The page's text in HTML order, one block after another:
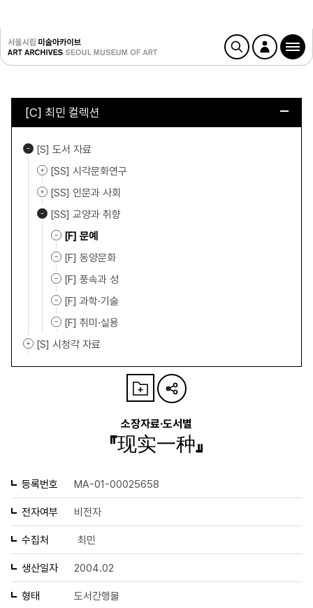
[C] 최민 컬렉션
[S] 도서 자료
[SS] 시각문화연구
[SS] 인문과 사회
[SS] 교양과 취향
[F] 문예
[F] 동양문화
[F] 풍속과 성
[F] 과학·기술
[F] 취미·실용
[S] 시청각 자료
소장자료·도서별
『现实一种』
등록번호 MA-01-00025658
전자여부 비전자
수집처 최민
생산일자 2004.02
형태 도서간행물